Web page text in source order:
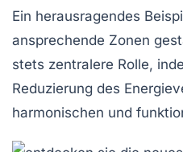
Ein herausragendes
ansprechende Zonen
stets zentralere Rolle,
Reduzierung des
harmonischen und